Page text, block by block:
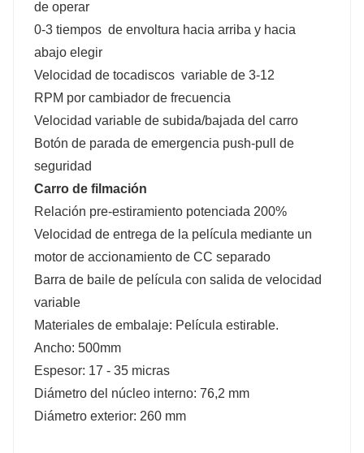
de operar
0-3 tiempos de envoltura hacia arriba y hacia
abajo elegir
Velocidad de tocadiscos variable de 3-12
RPM por cambiador de frecuencia
Velocidad variable de subida/bajada del carro
Botón de parada de emergencia push-pull de
seguridad
Carro de filmación
Relación pre-estiramiento potenciada 200%
Velocidad de entrega de la película mediante un
motor de accionamiento de CC separado
Barra de baile de película con salida de velocidad
variable
Materiales de embalaje: Película estirable.
Ancho: 500mm
Espesor: 17 - 35 micras
Diámetro del núcleo interno: 76,2 mm
Diámetro exterior: 260 mm